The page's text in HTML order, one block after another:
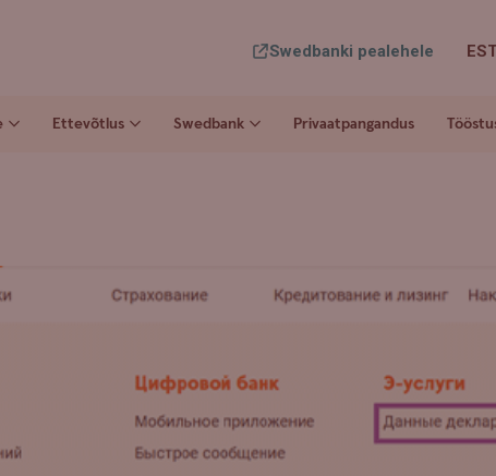
Swedbanki pealehele
Ettevõtlus Swedbank Privaatpangandus